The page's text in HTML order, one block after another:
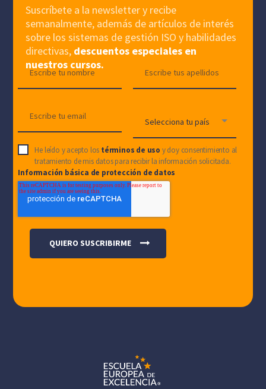
Suscríbete a la newsletter y recibe
semanalmente, además de artículos de interés
sobre los sistemas de gestión ISO y habilidades
directivas, descuentos especiales en
nuestros cursos.
He leído y acepto los términos de uso y doy consentimiento al
tratamiento de mis datos para recibir la información solicitada.
Información básica de protección de datos